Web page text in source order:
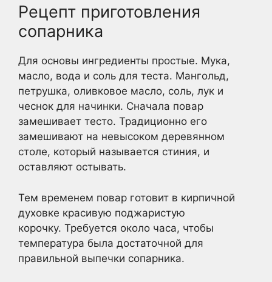
Рецепт приготовления
сопарника
Для основы ингредиенты простые. Мука,
масло, вода и соль для теста. Мангольд,
петрушка, оливковое масло, соль, лук и
чеснок для начинки. Сначала повар
замешивает тесто. Традиционно его
замешивают на невысоком деревянном
столе, который называется стиния, и
оставляют остывать.
Тем временем повар готовит в кирпичной
духовке красивую поджаристую
корочку. Требуется около часа, чтобы
температура была достаточной для
правильной выпечки сопарника.